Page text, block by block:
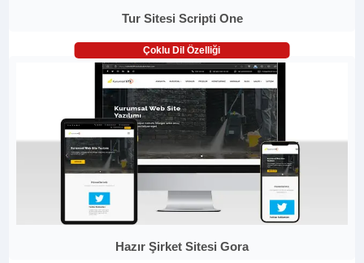
Tur Sitesi Scripti One
Çoklu Dil Özelliği
Hazır Şirket Sitesi Gora